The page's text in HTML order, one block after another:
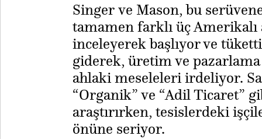
​Singer ve Mason, bu
tamamen farklı üç Amerikalı
inceleyerek başlıyor ve
giderek, üretim ve
ahlaki meseleleri irdeliyor.
“Organik” ve “Adil Ticaret”
araştırırken, tesislerdeki
önüne seriyor.